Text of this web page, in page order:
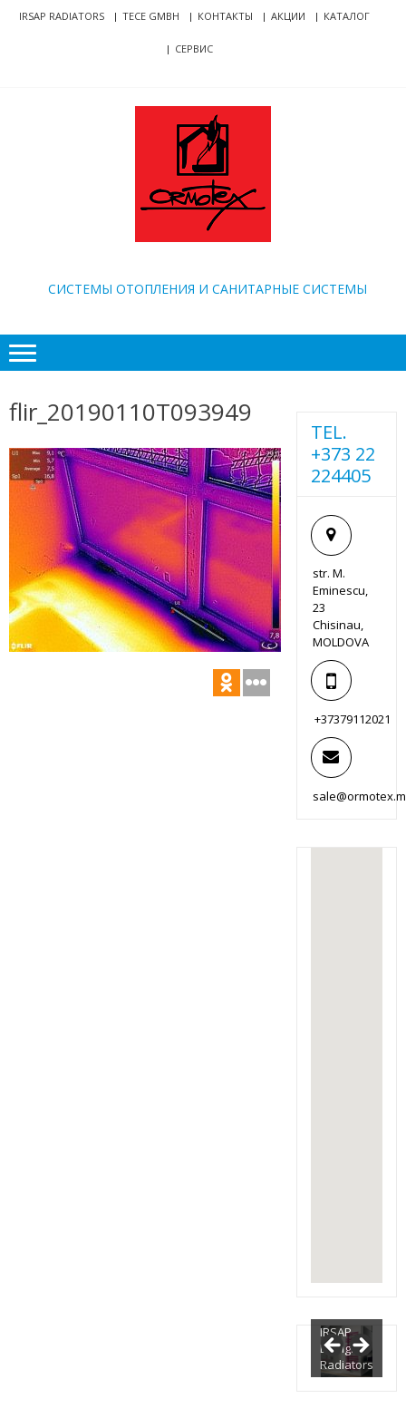
Skip
SkipIRSAP RADIATORS TECE GMBH КОНТАКТЫ АКЦИИ КАТАЛОГ
СЕРВИС
CИСТЕМЫ ОТОПЛЕНИЯ И САНИТАРНЫЕ СИСТЕМЫ
flir_20190110T093949
TEL.
+373 22
224405
str. M.
Eminescu,
23
Chisinau,
MOLDOVA
+37379112021
IRSAP
Design
Radiators